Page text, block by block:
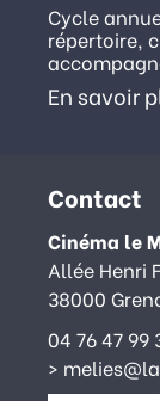
Cycle
répertoire,
En savoir
Contact
Cinéma le
Allée Henri
38000
04 76 47 99
>